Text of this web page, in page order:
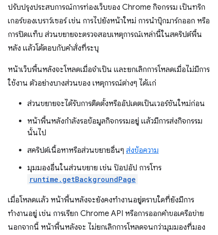
ปรับปรุงประสบการณ์การท่องเว็บของ Chrome กิจกรรม เป็นทริก
เกอร์ของเบราว์เซอร์ เช่น การไปยังหน้าใหม่ การนำบุ๊กมาร์กออก หรือ
การปิดแท็บ ส่วนขยายจะตรวจสอบเหตุการณ์เหล่านี้ในสคริปต์พื้น
หลัง แล้วโต้ตอบกับคำสั่งที่ระบุ
หน้าเว็บพื้นหลังจะโหลดเมื่อจําเป็น และยกเลิกการโหลดเมื่อไม่มีการ
ใช้งาน ตัวอย่างบางส่วนของ เหตุการณ์ต่างๆ ได้แก่
ส่วนขยายจะได้รับการติดตั้งหรืออัปเดตเป็นเวอร์ชันใหม่ก่อน
หน้าพื้นหลังกําลังรอข้อมูลกิจกรรมอยู่ แล้วมีการส่งกิจกรรม
นั้นไป
สคริปต์เนื้อหาหรือส่วนขยายอื่นๆ ส่งข้อความ
มุมมองอื่นในส่วนขยาย เช่น ป๊อปอัป การโทร
runtime.getBackgroundPage
เมื่อโหลดแล้ว หน้าพื้นหลังจะยังคงทำงานอยู่ตราบใดที่ยังมีการ
ทำงานอยู่ เช่น การเรียก Chrome API หรือการออกคำขอเครือข่าย
นอกจากนี้ หน้าพื้นหลังจะ ไม่ยกเลิกการโหลดจนกว่ามุมมองที่มอง